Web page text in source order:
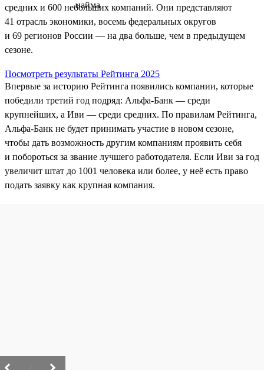
средних и 600 небольших компаний. Они представляют
41 отрасль экономики, восемь федеральных округов
и 69 регионов России — на два больше, чем в предыдущем
сезоне.
Посмотреть результаты Рейтинга 2025
Впервые за историю Рейтинга появились компании, которые
победили третий год подряд: Альфа-Банк — среди
крупнейших, а Иви — среди средних. По правилам Рейтинга,
Альфа‑Банк не будет принимать участие в новом сезоне,
чтобы дать возможность другим компаниям проявить себя
и побороться за звание лучшего работодателя. Если Иви за год
увеличит штат до 1001 человека или более, у неё есть право
подать заявку как крупная компания.